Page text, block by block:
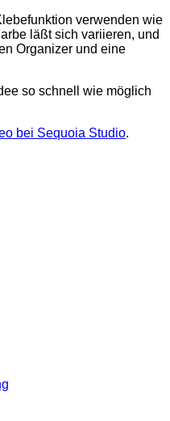
verwenden wie
läßt sich variieren, und
Organizer und eine
so schnell wie möglich
bei Sequoia Studio.